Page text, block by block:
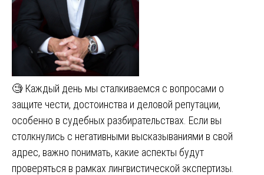
🧐 Каждый день мы сталкиваемся с вопросами о
защите чести, достоинства и деловой репутации,
особенно в судебных разбирательствах. Если вы
столкнулись с негативными высказываниями в свой
адрес, важно понимать, какие аспекты будут
проверяться в рамках лингвистической экспертизы.